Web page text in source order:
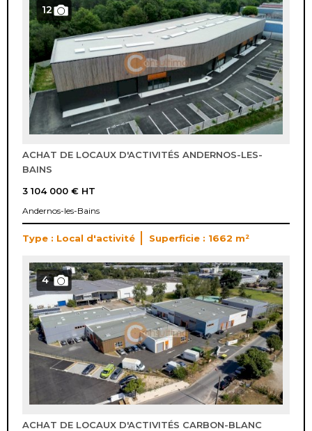
12
ACHAT DE LOCAUX D'ACTIVITÉS ANDERNOS-LES-
BAINS
3 104 000 € HT
Andernos-les-Bains
Type : Local d'activité Superficie : 1662 m²
4
ACHAT DE LOCAUX D'ACTIVITÉS CARBON-BLANC